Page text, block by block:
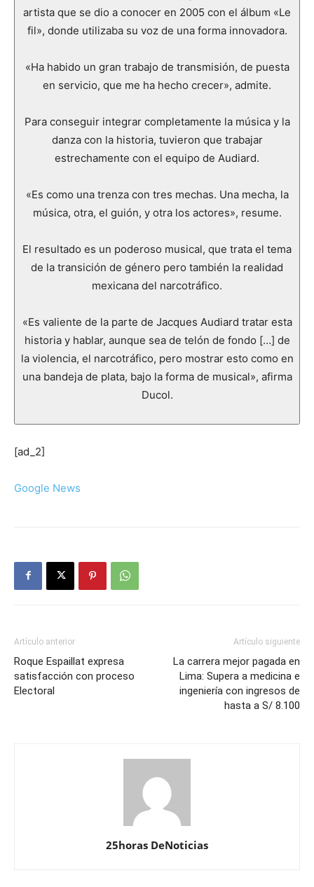
artista que se dio a conocer en 2005 con el álbum «Le
fil», donde utilizaba su voz de una forma innovadora.
«Ha habido un gran trabajo de transmisión, de puesta
en servicio, que me ha hecho crecer», admite.
Para conseguir integrar completamente la música y la
danza con la historia, tuvieron que trabajar
estrechamente con el equipo de Audiard.
«Es como una trenza con tres mechas. Una mecha, la
música, otra, el guión, y otra los actores», resume.
El resultado es un poderoso musical, que trata el tema
de la transición de género pero también la realidad
mexicana del narcotráfico.
«Es valiente de la parte de Jacques Audiard tratar esta
historia y hablar, aunque sea de telón de fondo […] de
la violencia, el narcotráfico, pero mostrar esto como en
una bandeja de plata, bajo la forma de musical», afirma
Ducol.
[ad_2]
Google News
Artículo anterior
Roque Espaillat expresa
satisfacción con proceso
Electoral
Artículo siguiente
La carrera mejor pagada en
Lima: Supera a medicina e
ingeniería con ingresos de
hasta a S/ 8.100
25horas DeNoticias